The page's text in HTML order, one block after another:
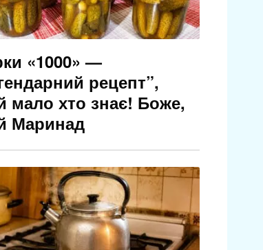
«1000» —
рецепт”,
мало хто знає! Боже,
Маринад